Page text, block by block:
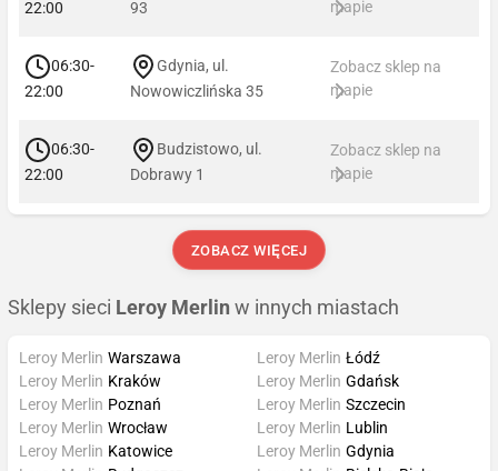
22:00 93 mapie
06:30-
22:00
Gdynia, ul.
Nowowiczlińska 35
Zobacz sklep na
mapie
06:30-
22:00
Budzistowo, ul.
Dobrawy 1
Zobacz sklep na
mapie
ZOBACZ WIĘCEJ
Sklepy sieci Leroy Merlin w innych miastach
Leroy Merlin Warszawa
Leroy Merlin Kraków
Leroy Merlin Poznań
Leroy Merlin Wrocław
Leroy Merlin Łódź
Leroy Merlin Gdańsk
Leroy Merlin Szczecin
Leroy Merlin Lublin
Leroy Merlin Katowice
Leroy Merlin Gdynia